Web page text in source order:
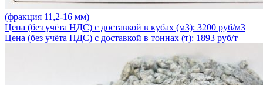
(фракция 11,2-16 мм)
Цена (без учёта НДС) с доставкой в кубах (м3): 3200 руб/м3
Цена (без учёта НДС) с доставкой в тоннах (т): 1893 руб/т